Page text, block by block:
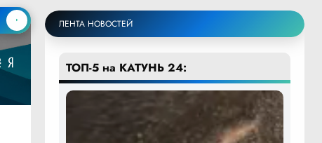
ЛЕНТА НОВОСТЕЙ
ТОП-5 на КАТУНЬ 24: